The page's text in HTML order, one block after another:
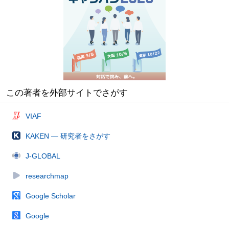
この著者を外部サイトでさがす
VIAF
KAKEN — 研究者をさがす
J-GLOBAL
researchmap
Google Scholar
Google